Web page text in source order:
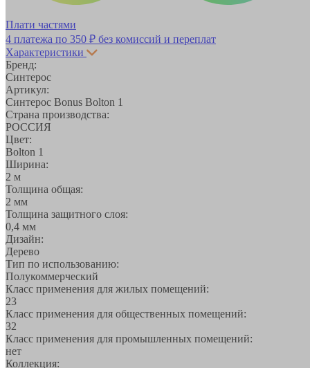
Плати частями
4 платежа по 350 ₽ без комиссий и переплат
Характеристики
Бренд:
Синтерос
Артикул:
Синтерос Bonus Bolton 1
Страна производства:
РОССИЯ
Цвет:
Bolton 1
Ширина:
2 м
Толщина общая:
2 мм
Толщина защитного слоя:
0,4 мм
Дизайн:
Дерево
Тип по использованию:
Полукоммерческий
Класс применения для жилых помещений:
23
Класс применения для общественных помещений:
32
Класс применения для промышленных помещений:
нет
Коллекция: